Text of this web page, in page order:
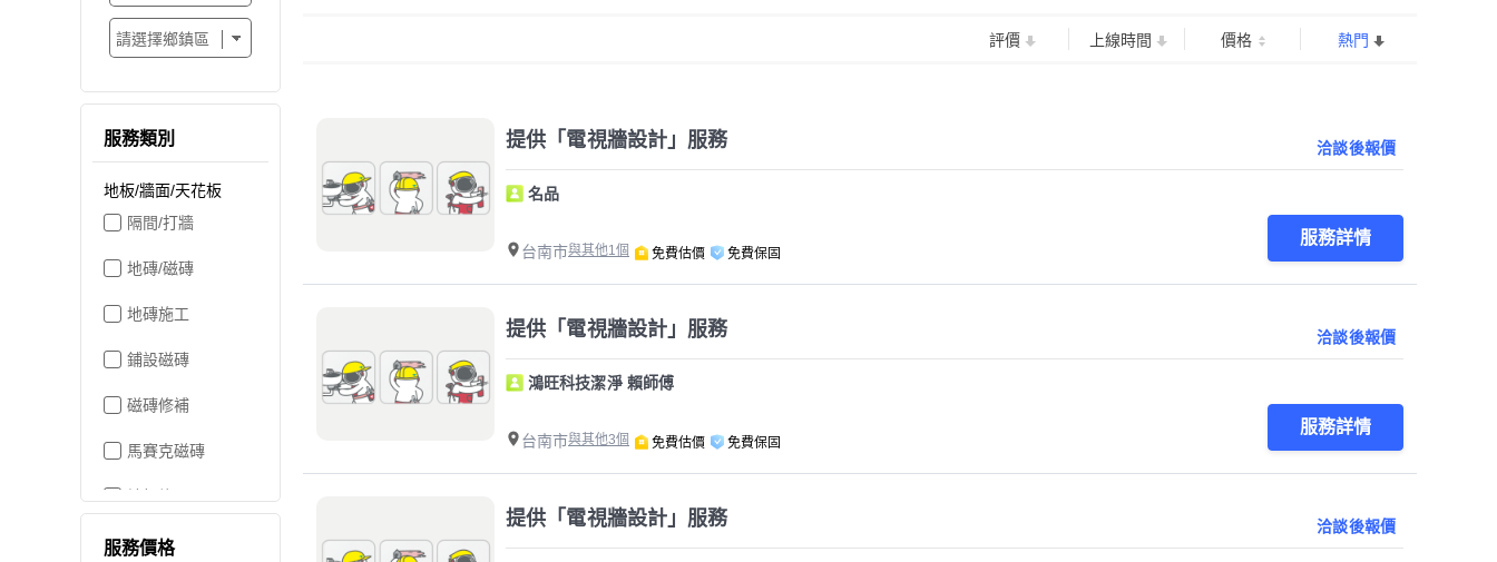
服務類別
地板/牆面/天花板
隔間/打牆
地磚/磁磚
地磚施工
鋪設磁磚
磁磚修補
馬賽克磁磚
地板維修
服務價格
評價 上線時間 價格 熱門
提供「電視牆設計」服務 洽談後報價
名品
台南市與其他1個 免費估價 免費保固
服務詳情
提供「電視牆設計」服務 洽談後報價
鴻旺科技潔淨 賴師傅
台南市與其他3個 免費估價 免費保固
服務詳情
提供「電視牆設計」服務 洽談後報價